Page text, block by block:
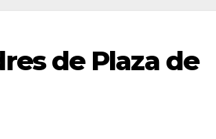
de Plaza de